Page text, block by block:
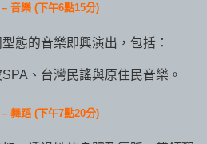
– 音樂 (下午6點15分)
態的音樂即興演出，包括：
、台灣民謠與原住民音樂。
– 舞蹈 (下午7點20分)